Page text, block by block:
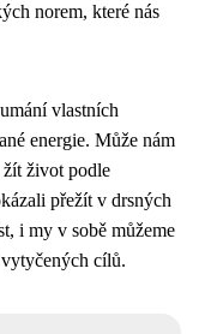
norem, které nás
vlastních
energie. Může nám
žít život podle
přežít v drsných
i my v sobě můžeme
cílů.